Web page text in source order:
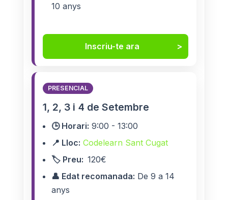
10 anys
Inscriu-te ara
PRESENCIAL
1, 2, 3 i 4 de Setembre
🕒 Horari: 9:00 - 13:00
📍 Lloc: Codelearn Sant Cugat
🏷️ Preu: 120€
👤 Edat recomanada: De 9 a 14
anys